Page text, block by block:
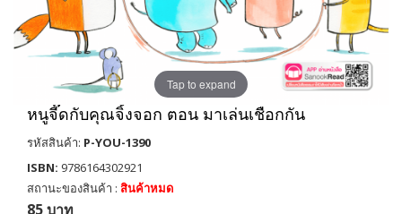
Tap to expand
หนูจี๊ดกับคุณจิ้งจอก ตอน มาเล่นเชือกกัน
รหัสสินค้า: P-YOU-1390
ISBN: 9786164302921
สถานะของสินค้า : สินค้าหมด
85 บาท